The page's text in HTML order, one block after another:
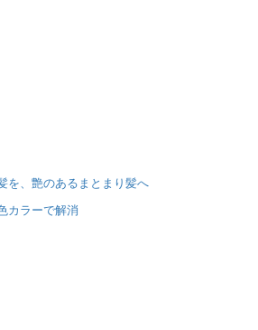
を、艶のあるまとまり髪へ
カラーで解消